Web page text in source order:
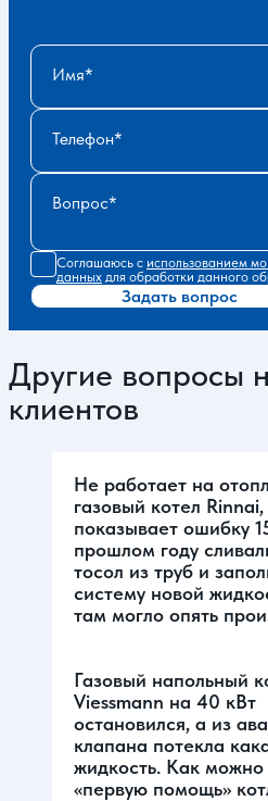
Имя
Телефон
Вопрос
Соглашаюсь с использованием
данных для обработки данного
Задать вопрос
Другие вопросы
клиентов
Не работает на
газовый котел Rinnai,
показывает ошибку
прошлом году
тосол из труб и
систему новой
там могло опять
Газовый напольный
Viessmann на 40 кВт
остановился, а из
клапана потекла
жидкость. Как можно
«первую помощь»